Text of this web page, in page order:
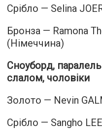
Срібло — Selina
Бронза — Ramona
(Німеччина)
Сноуборд,
слалом, чоловіки
Золото — Nevin
Срібло — Sangho